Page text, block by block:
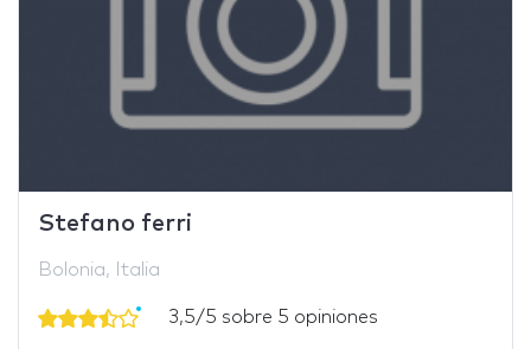
Stefano ferri
Bolonia, Italia
3,5/5 sobre 5 opiniones